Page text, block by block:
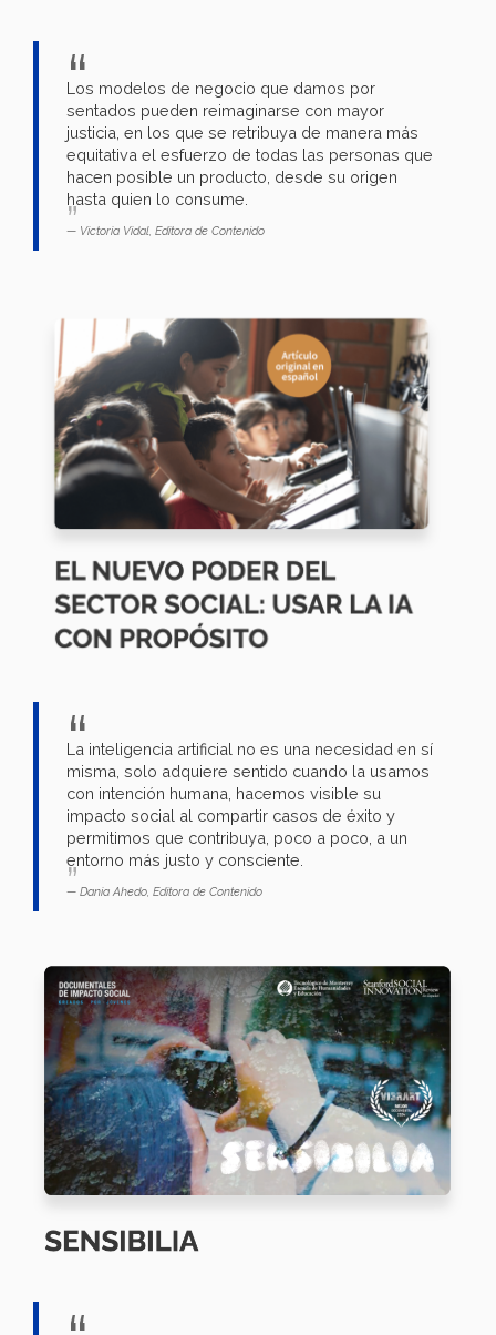
Los modelos de negocio que damos por
sentados pueden reimaginarse con mayor
justicia, en los que se retribuya de manera más
equitativa el esfuerzo de todas las personas que
hacen posible un producto, desde su origen
hasta quien lo consume.
Victoria Vidal, Editora de Contenido
La inteligencia artificial no es una necesidad en sí
misma, solo adquiere sentido cuando la usamos
con intención humana, hacemos visible su
impacto social al compartir casos de éxito y
permitimos que contribuya, poco a poco, a un
entorno más justo y consciente.
Dania Ahedo, Editora de Contenido